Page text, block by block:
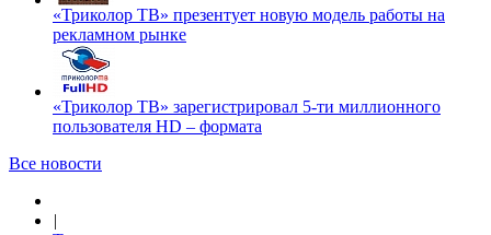
«Триколор ТВ» презентует новую модель работы на
рекламном рынке
«Триколор ТВ» зарегистрировал 5-ти миллионного
пользователя HD – формата
Все новости
|